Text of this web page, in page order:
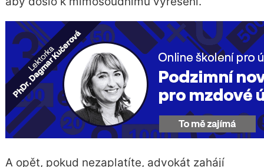
A opět, pokud nezaplatíte, advokát zahájí